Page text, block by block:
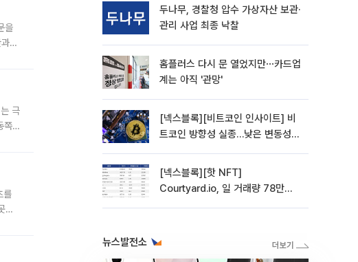
을
극
쪽
를
은
두나무, 경찰청 압수 가상자산 보관·
관리 사업 최종 낙찰
홈플러스 다시 문 열었지만⋯카드업
계는 아직 '관망'
[넥스블록][비트코인 인사이트] 비
트코인 방향성 실종…낮은 변동성에
[넥스블록][핫 NFT]
Courtyard.io, 일 거래량 78만
뉴스발전소